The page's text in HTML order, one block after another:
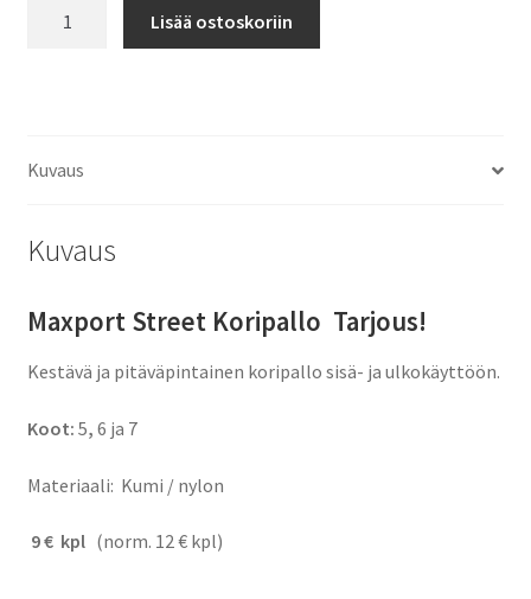
Lisää ostoskoriin
Kuvaus
Kuvaus
Maxport Street Koripallo Tarjous!
Kestävä ja pitäväpintainen koripallo sisä- ja ulkokäyttöön.
Koot: 5, 6 ja 7
Materiaali: Kumi / nylon
9 € kpl(norm. 12 € kpl)